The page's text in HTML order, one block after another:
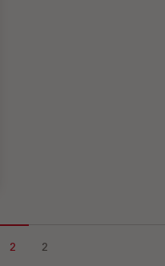
Augmented Reality
2 2